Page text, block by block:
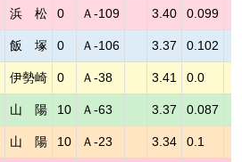
浜 松 0 Ａ-109 3.40 0.099
飯 塚 0 Ａ-106 3.37 0.102
伊勢崎 0 Ａ-38 3.41 0.0
山 陽 10 Ａ-63 3.37 0.087
山 陽 10 Ａ-23 3.34 0.1